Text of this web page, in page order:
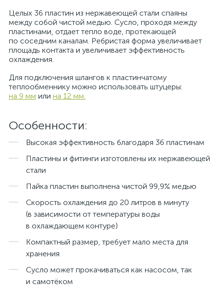
Целых 36 пластин из нержавеющей стали спаяны
между собой чистой медью. Сусло, проходя между
пластинами, отдает тепло воде, протекающей
по соседним каналам. Ребристая форма увеличивает
площадь контакта и увеличивает эффективность
охлаждения.
Для подключения шлангов к пластинчатому
теплообменнику можно использовать штуцеры:
на 9 мм или на 12 мм.
Особенности:
Высокая эффективность благодаря 36 пластинам
Пластины и фитинги изготовлены их нержавеющей
стали
Пайка пластин выполнена чистой 99,9% медью
Скорость охлаждения до 20 литров в минуту
(в зависимости от температуры воды
в охлаждающем контуре)
Компактный размер, требует мало места для
хранения
Сусло может прокачиваться как насосом, так
и самотёком